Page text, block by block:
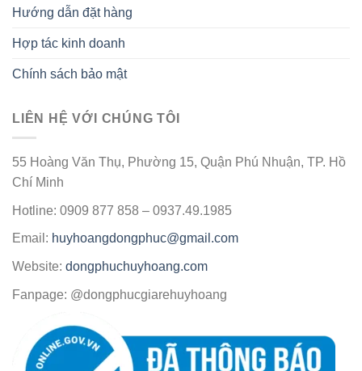
Hướng dẫn đặt hàng
Hợp tác kinh doanh
Chính sách bảo mật
LIÊN HỆ VỚI CHÚNG TÔI
55 Hoàng Văn Thụ, Phường 15, Quận Phú Nhuận, TP. Hồ
Chí Minh
Hotline: 0909 877 858 – 0937.49.1985
Email: huyhoangdongphuc@gmail.com
Website: dongphuchuyhoang.com
Fanpage: @dongphucgiarehuyhoang